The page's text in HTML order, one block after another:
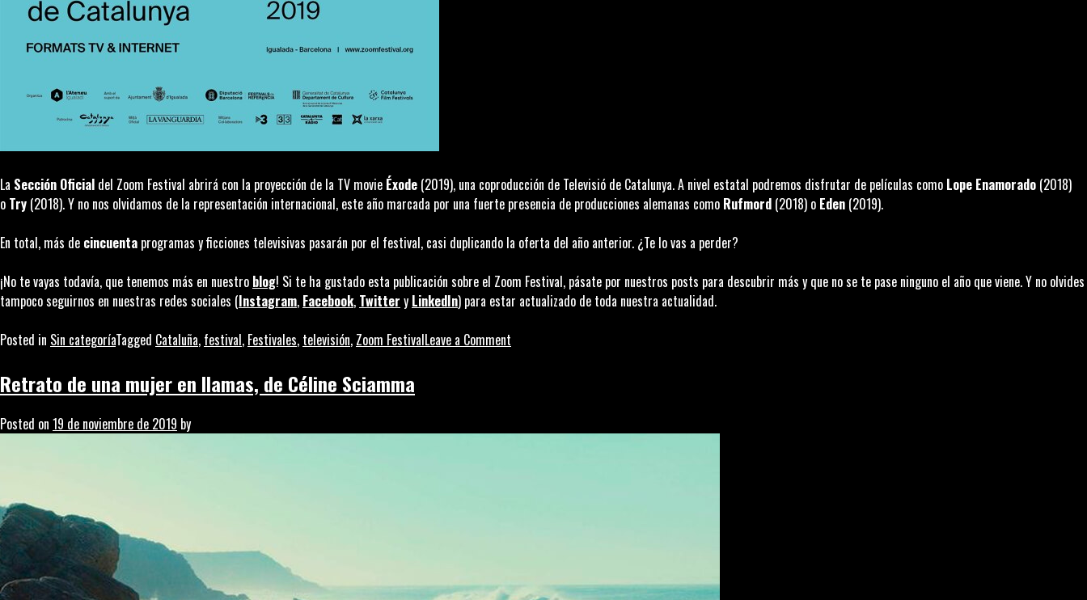
La Sección Oficial del Zoom Festival abrirá con la proyección de la TV movie Éxode (2019), una coproducción de Televisió de Catalunya. A nivel estatal podremos disfrutar de películas como Lope Enamorado (2018)
o Try (2018). Y no nos olvidamos de la representación internacional, este año marcada por una fuerte presencia de producciones alemanas como Rufmord (2018) o Eden (2019).
En total, más de cincuenta programas y ficciones televisivas pasarán por el festival, casi duplicando la oferta del año anterior. ¿Te lo vas a perder?
¡No te vayas todavía, que tenemos más en nuestro blog! Si te ha gustado esta publicación sobre el Zoom Festival, pásate por nuestros posts para descubrir más y que no se te pase ninguno el año que viene. Y no olvides
tampoco seguirnos en nuestras redes sociales (Instagram, Facebook, Twitter y LinkedIn) para estar actualizado de toda nuestra actualidad.
Posted in Sin categoríaTagged Cataluña, festival, Festivales, televisión, Zoom FestivalLeave a Comment
de
Retrato de una mujer en llamas, de Céline Sciamma
Posted on 19 de noviembre de 2019 by